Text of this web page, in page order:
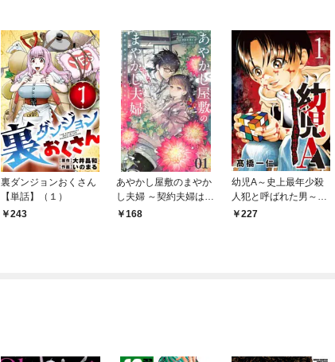
裏ダンジョンおくさん
【単話】（１）
243
あやかし屋敷のまやか
し夫婦 ～契約夫婦は鎌
倉で妖怪の集う家を守
168
幼児A～史上最年少殺
人犯と呼ばれた男～
【単話】（１）
227